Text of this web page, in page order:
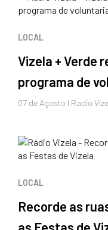
LOCAL
Vizela + Verde
programa de
07 de Agosto I Radio
LOCAL
Recorde as